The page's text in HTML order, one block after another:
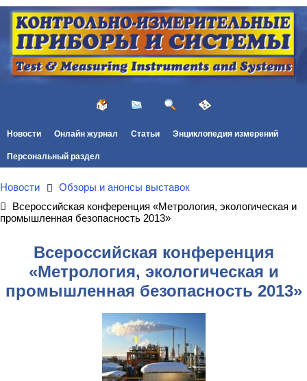
Новости Онлайн журнал Статьи Энциклопедия измерений
Персональный раздел
Новости
Обзоры и анонсы выставок
Всероссийская конференция «Метрология, экологическая и
промышленная безопасность 2013»
Всероссийская конференция
«Метрология, экологическая и
промышленная безопасность 2013»